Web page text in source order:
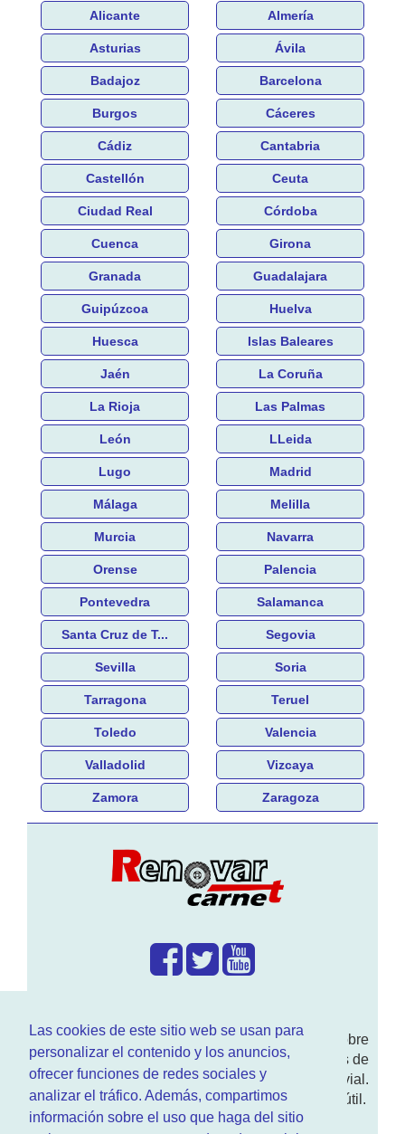
Las cookies de este sitio web se usan para
personalizar el contenido y los anuncios,
ofrecer funciones de redes sociales y
analizar el tráfico. Además, compartimos
información sobre el uso que haga del sitio
Alicante Almería
Asturias Ávila
Badajoz Barcelona
Burgos Cáceres
Cádiz Cantabria
Castellón Ceuta
Ciudad Real Córdoba
Cuenca Girona
Granada Guadalajara
Guipúzcoa Huelva
Huesca Islas Baleares
Jaén La Coruña
La Rioja Las Palmas
León LLeida
Lugo Madrid
Málaga Melilla
Murcia Navarra
Orense Palencia
Pontevedra Salamanca
Santa Cruz de T... Segovia
Sevilla Soria
Tarragona Teruel
Toledo Valencia
Valladolid Vizcaya
Zamora Zaragoza
Enwww.RenovarCarnet.comTe contamos sobre
larenovación del permisode conducir, noticias de
actualidad motor y sobre todo seguridad vial.
Ademas tenemos todo tipo de información DGT útil.